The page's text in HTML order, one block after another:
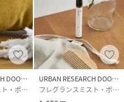
URBAN RESEARCH DOORS
フレグランスミスト・ボディミスト
URBAN RESEARCH DOORS
フレグランスミスト・ボディミスト